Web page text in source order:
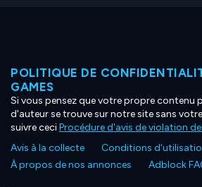
POLITIQUE DE
GAMES
Si vous pensez que votre propre contenu
d'auteur se trouve sur notre site sans
suivre ceciProcédure d'avis de violation
Avis à la collecte
Conditions
À propos de nos annonces
Adblock